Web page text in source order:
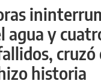
agua y
cruzó
historia